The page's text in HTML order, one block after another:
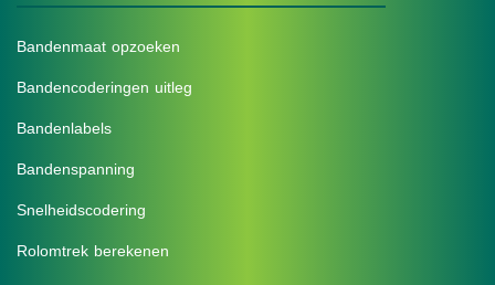
Bandenmaat opzoeken
Bandencoderingen uitleg
Bandenlabels
Bandenspanning
Snelheidscodering
Rolomtrek berekenen